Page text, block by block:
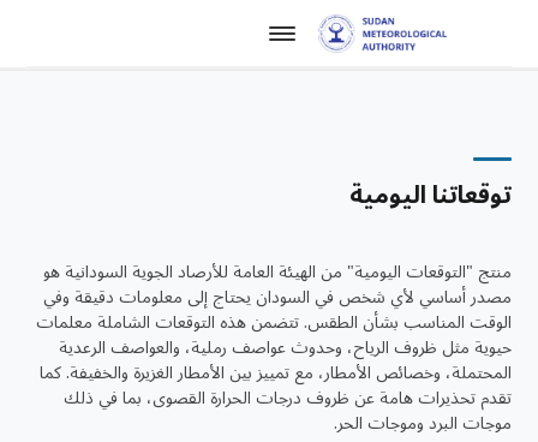
توقعاتنا اليومية
منتج "التوقعات اليومية" من الهيئة العامة للأرصاد الجوية السودانية هو
مصدر أساسي لأي شخص في السودان يحتاج إلى معلومات دقيقة وفي
الوقت المناسب بشأن الطقس. تتضمن هذه التوقعات الشاملة معلمات
حيوية مثل ظروف الرياح، وحدوث عواصف رملية، والعواصف الرعدية
المحتملة، وخصائص الأمطار، مع تمييز بين الأمطار الغزيرة والخفيفة. كما
تقدم تحذيرات هامة عن ظروف درجات الحرارة القصوى، بما في ذلك
موجات البرد وموجات الحر.